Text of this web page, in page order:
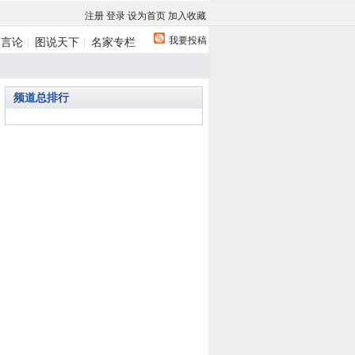
注册 登录 设为首页 加入收藏
我要投稿
论 图说天下 名家专栏
频道总排行